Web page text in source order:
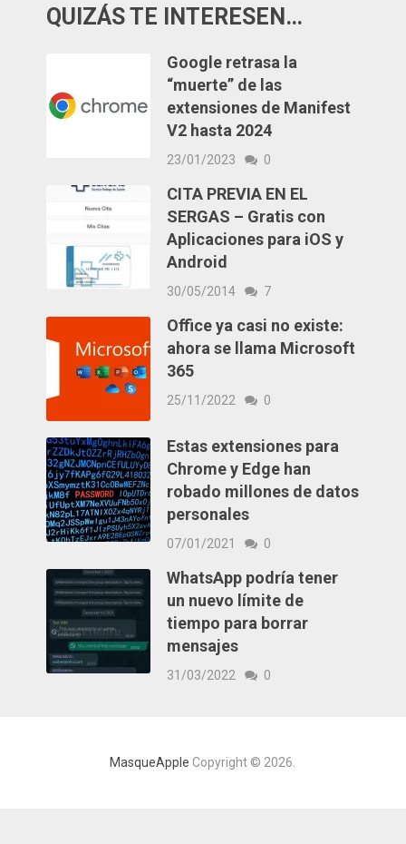
QUIZÁS TE INTERESEN…
Google retrasa la
“muerte” de las
extensiones de Manifest
V2 hasta 2024
23/01/2023 0
CITA PREVIA EN EL
SERGAS – Gratis con
Aplicaciones para iOS y
Android
30/05/2014 7
Office ya casi no existe:
ahora se llama Microsoft
365
25/11/2022 0
Estas extensiones para
Chrome y Edge han
robado millones de datos
personales
07/01/2021 0
WhatsApp podría tener
un nuevo límite de
tiempo para borrar
mensajes
31/03/2022 0
MasqueApple Copyright © 2026.